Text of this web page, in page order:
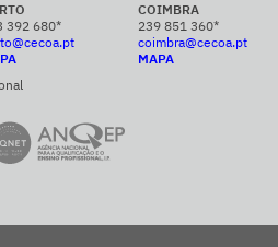
392 680*
COIMBRA
239 851 360*
coimbra@cecoa.pt
MAPA